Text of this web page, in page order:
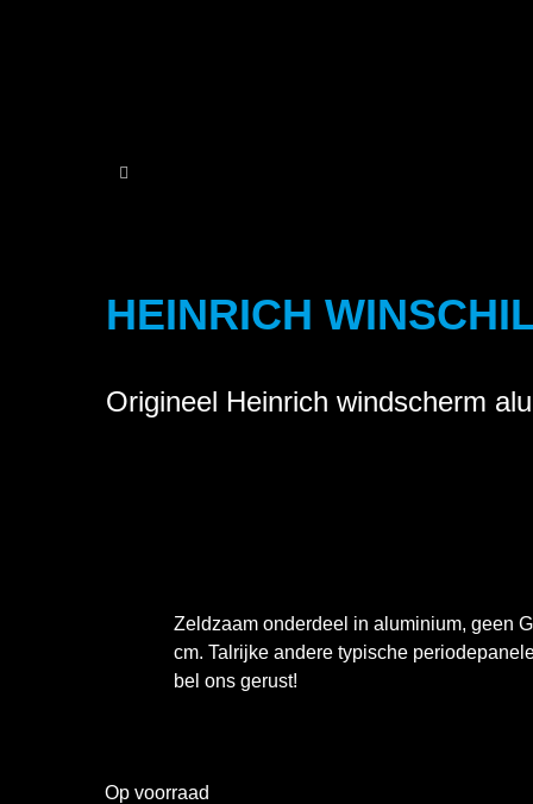
HEINRICH
Origineel Heinrich windscherm
Zeldzaam onderdeel in aluminium, geen
cm. Talrijke andere typische
bel ons gerust!
Op voorraad